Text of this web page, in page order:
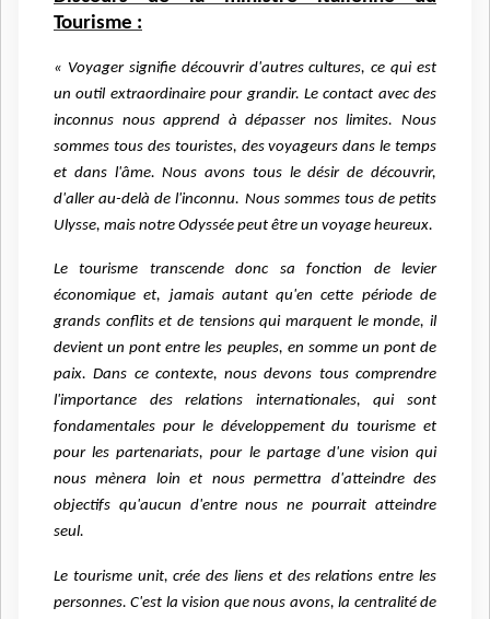
Tourisme :
« Voyager signifie découvrir d'autres cultures, ce qui est
un outil extraordinaire pour grandir. Le contact avec des
inconnus nous apprend à dépasser nos limites. Nous
sommes tous des touristes, des voyageurs dans le temps
et dans l'âme. Nous avons tous le désir de découvrir,
d'aller au-delà de l'inconnu. Nous sommes tous de petits
Ulysse, mais notre Odyssée peut être un voyage heureux.
Le tourisme transcende donc sa fonction de levier
économique et, jamais autant qu'en cette période de
grands conflits et de tensions qui marquent le monde, il
devient un pont entre les peuples, en somme un pont de
paix. Dans ce contexte, nous devons tous comprendre
l'importance des relations internationales, qui sont
fondamentales pour le développement du tourisme et
pour les partenariats, pour le partage d'une vision qui
nous mènera loin et nous permettra d'atteindre des
objectifs qu'aucun d'entre nous ne pourrait atteindre
seul.
Le tourisme unit, crée des liens et des relations entre les
personnes. C'est la vision que nous avons, la centralité de